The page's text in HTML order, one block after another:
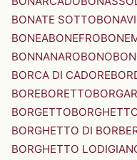
BONATE SOTTO
BONEABONEFRO
BONNANAROBONO
BORCA DI CADORE
BOREBORETTO
BORGETTO
BORGHETTO DI
BORGHETTO